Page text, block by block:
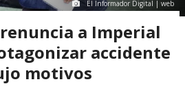
El Informador Digital | web
a Imperial
accidente
motivos